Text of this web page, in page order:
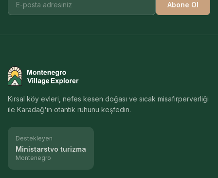
Abone Ol
Montenegro Village Explorer
Kırsal köy evleri, nefes kesen doğası ve sıcak misafirperverliği
ile Karadağ'ın otantik ruhunu keşfedin.
Destekleyen
Ministarstvo turizma
Montenegro